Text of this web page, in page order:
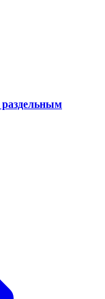
раздельным